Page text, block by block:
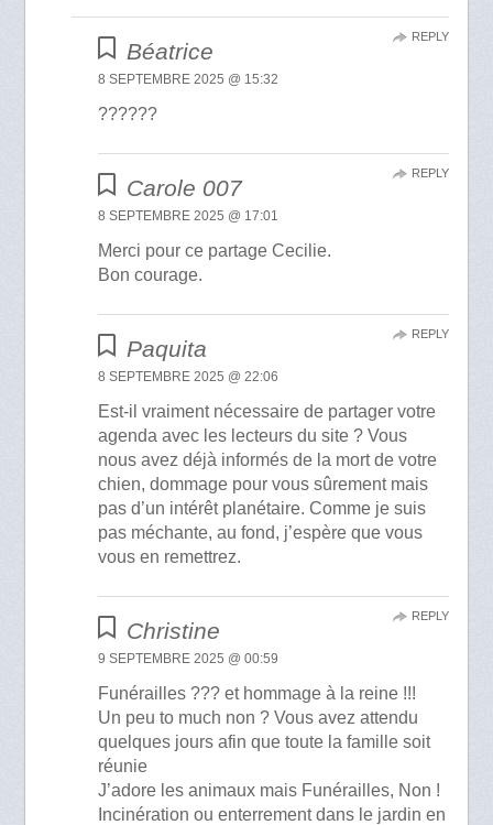
Béatrice
8 SEPTEMBRE 2025 @ 15:32
??????
REPLY
Carole 007
8 SEPTEMBRE 2025 @ 17:01
Merci pour ce partage Cecilie.
Bon courage.
REPLY
Paquita
8 SEPTEMBRE 2025 @ 22:06
Est-il vraiment nécessaire de partager votre
agenda avec les lecteurs du site ? Vous
nous avez déjà informés de la mort de votre
chien, dommage pour vous sûrement mais
pas d’un intérêt planétaire. Comme je suis
pas méchante, au fond, j’espère que vous
vous en remettrez.
REPLY
Christine
9 SEPTEMBRE 2025 @ 00:59
Funérailles ??? et hommage à la reine !!!
Un peu to much non ? Vous avez attendu
quelques jours afin que toute la famille soit
réunie
J’adore les animaux mais Funérailles, Non !
Incinération ou enterrement dans le jardin en
REPLY